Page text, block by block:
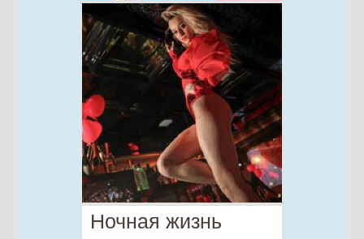
Ночная жизнь